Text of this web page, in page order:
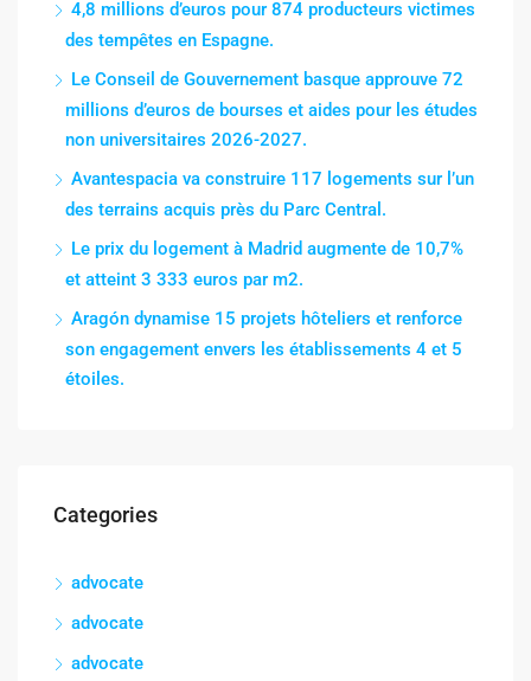
4,8 millions d’euros pour 874 producteurs victimes
des tempêtes en Espagne.
Le Conseil de Gouvernement basque approuve 72
millions d’euros de bourses et aides pour les études
non universitaires 2026-2027.
Avantespacia va construire 117 logements sur l’un
des terrains acquis près du Parc Central.
Le prix du logement à Madrid augmente de 10,7%
et atteint 3 333 euros par m2.
Aragón dynamise 15 projets hôteliers et renforce
son engagement envers les établissements 4 et 5
étoiles.
Categories
advocate
advocate
advocate